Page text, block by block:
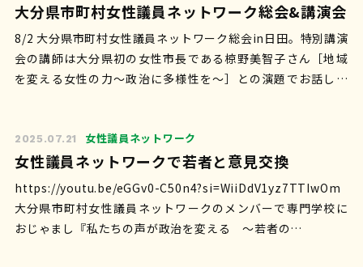
大分県市町村女性議員ネットワーク総会&講演会
8/2 大分県市町村女性議員ネットワーク総会in日田。特別講演
会の講師は大分県初の女性市長である椋野美智子さん［地域
を変える女性の力〜政治に多様性を〜］との演題でお話しい
2025.07.21 女性議員ネットワーク
女性議員ネットワークで若者と意見交換
https://youtu.be/eGGv0-C50n4?si=WiiDdV1yz7TTIwOm
大分県市町村女性議員ネットワークのメンバーで専門学校に
おじゃまし『私たちの声が政治を変える ～若者の…